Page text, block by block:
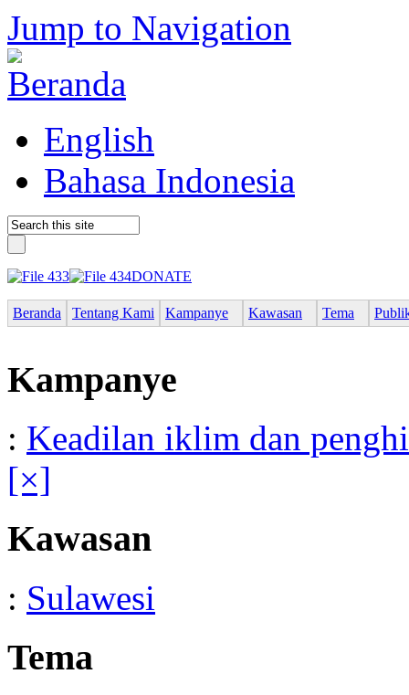
Jump to Navigation
English
Bahasa Indonesia
DONATE
Beranda Tentang Kami Kampanye Kawasan Tema
Kampanye
: Keadilan iklim dan
[×]
Kawasan
: Sulawesi
Tema